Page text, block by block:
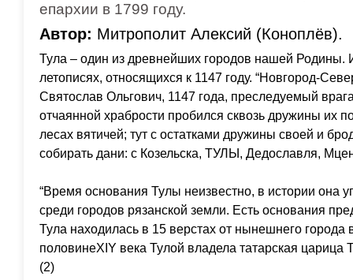
епархии в 1799 году.
Автор: Митрополит Алексий (Коноплёв).
Тула – один из древнейших городов нашей Родины.
летописях, относящихся к 1147 году. “Новгород-
Святослав Ольгович, 1147 года, преследуемый
отчаянной храбрости пробился сквозь дружины их
лесах вятичей; тут с остатками дружины своей и
собирать дани: с Козельска, ТУЛЫ, Дедославля,
“Время основания Тулы неизвестно, в истории она
среди городов рязанской земли. Есть основания
Тула находилась в 15 верстах от нынешнего города
половинеXIY века Тулой владела татарская царица
(2)